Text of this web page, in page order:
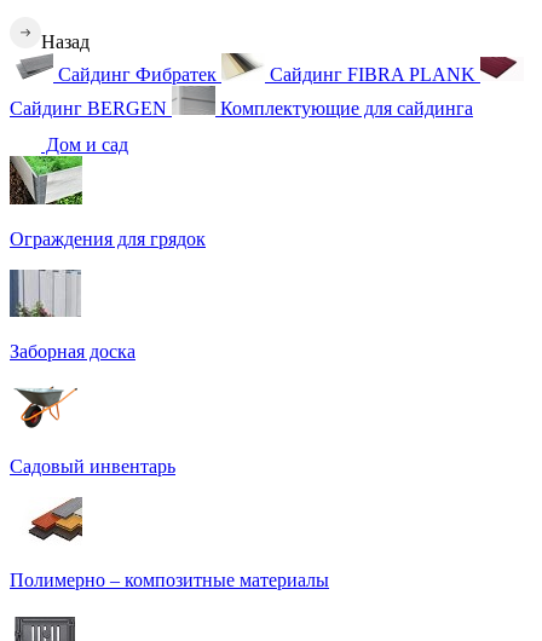
Назад
Сайдинг Фибратек
Сайдинг FIBRA PLANK
Сайдинг BERGEN
Комплектующие для сайдинга
Дом и сад
Ограждения для грядок
Заборная доска
Садовый инвентарь
Полимерно – композитные материалы